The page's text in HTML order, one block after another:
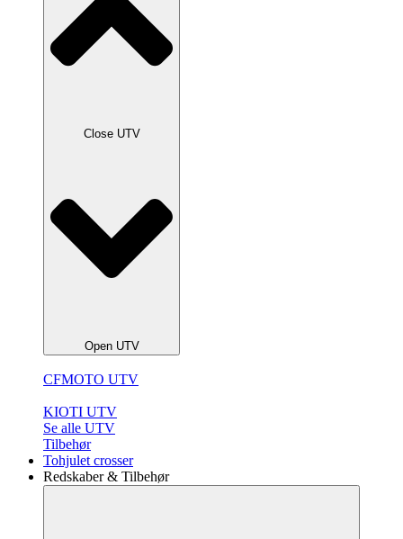
Close UTV
Open UTV
CFMOTO UTV
KIOTI UTV
Se alle UTV
Tilbehør
Tohjulet crosser
Redskaber & Tilbehør